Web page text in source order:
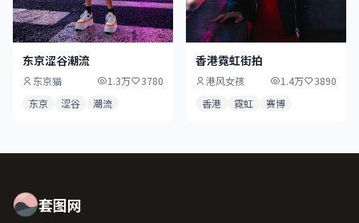
东京涩谷潮流
东京猫 1.3万
3780
东京
涩谷 潮流
香港霓虹街拍
港风女孩 1.4万
3890
香港
霓虹 赛博
套图网